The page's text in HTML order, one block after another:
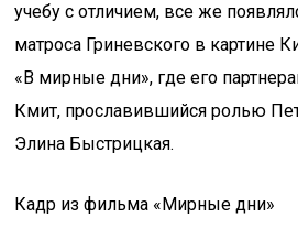
учебу с отличием, все же
матроса Гриневского в картине
«В мирные дни», где его
Кмит, прославившийся ролью
Элина Быстрицкая.
Кадр из фильма «Мирные дни»